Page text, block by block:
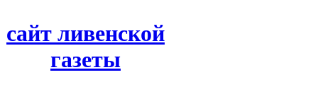
сайт ливенской
газеты